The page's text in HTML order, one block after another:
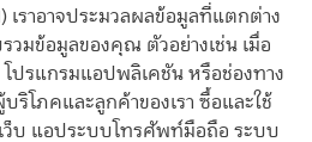
เราอาจประมวลผลข้อมูลที่แตกต่าง
วมข้อมูลของคุณ ตัวอย่างเช่น เมื่อ
ปรแกรมแอปพลิเคชัน หรือช่องทาง
โภคและลูกค้าของเรา ซื้อและใช้
ว็บ แอประบบโทรศัพท์มือถือ ระบบ